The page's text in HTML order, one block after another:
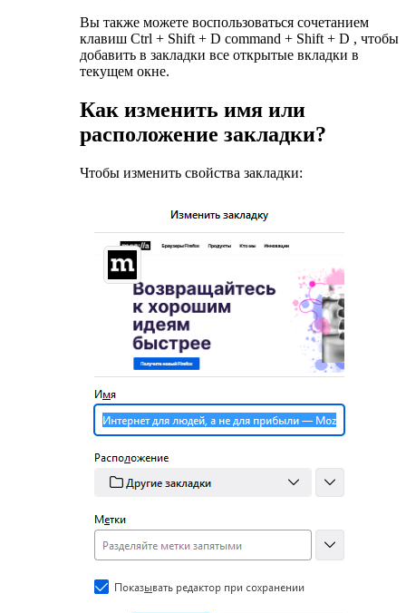
Вы также можете воспользоваться сочетанием
клавиш Ctrl + Shift + D command + Shift + D , чтобы
добавить в закладки все открытые вкладки в
текущем окне.
Как изменить имя или
расположение закладки?
Чтобы изменить свойства закладки: